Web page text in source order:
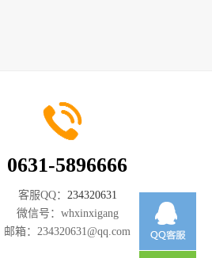
0631-5896666
客服QQ： 234320631
微信号： whxinxigang
邮箱： 234320631@qq.com